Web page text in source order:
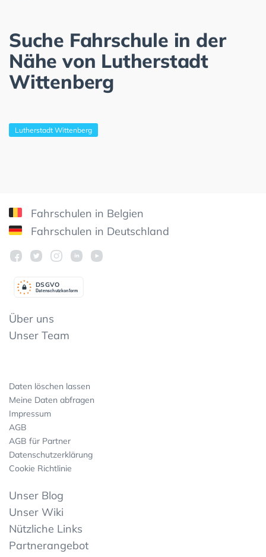
Suche Fahrschule in der
Nähe von Lutherstadt
Wittenberg
Lutherstadt Wittenberg
Fahrschulen in Belgien
Fahrschulen in Deutschland
Datenschutzkonform
DSGVO
Über uns
Unser Team
Daten löschen lassen
Meine Daten abfragen
Impressum
AGB
AGB für Partner
Datenschutzerklärung
Cookie Richtlinie
Unser Blog
Unser Wiki
Nützliche Links
Partnerangebot